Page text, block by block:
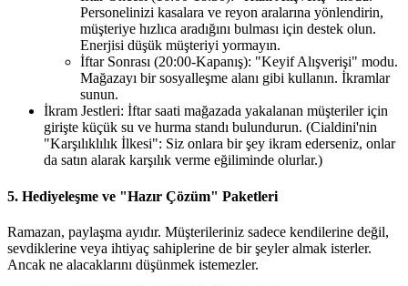
Personelinizi kasalara ve reyon aralarına yönlendirin,
müşteriye hızlıca aradığını bulması için destek olun.
Enerjisi düşük müşteriyi yormayın.
İftar Sonrası (20:00-Kapanış): "Keyif Alışverişi" modu.
Mağazayı bir sosyalleşme alanı gibi kullanın. İkramlar
sunun.
İkram Jestleri: İftar saati mağazada yakalanan müşteriler için
girişte küçük su ve hurma standı bulundurun. (Cialdini'nin
"Karşılıklılık İlkesi": Siz onlara bir şey ikram ederseniz, onlar
da satın alarak karşılık verme eğiliminde olurlar.)
5. Hediyeleşme ve "Hazır Çözüm" Paketleri
Ramazan, paylaşma ayıdır. Müşterileriniz sadece kendilerine değil,
sevdiklerine veya ihtiyaç sahiplerine de bir şeyler almak isterler.
Ancak ne alacaklarını düşünmek istemezler.